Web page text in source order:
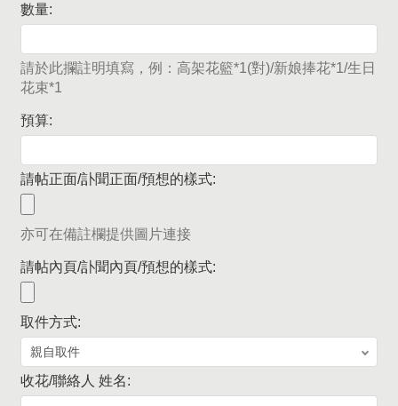
數量:
請於此攔註明填寫，例：高架花籃*1(對)/新娘捧花*1/生日
花束*1
預算:
請帖正面/訃聞正面/預想的樣式:
亦可在備註欄提供圖片連接
請帖內頁/訃聞內頁/預想的樣式:
取件方式:
收花/聯絡人 姓名: